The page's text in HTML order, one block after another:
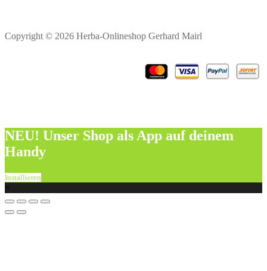
Copyright © 2026 Herba-Onlineshop Gerhard Mairl
NEU! Unser Shop als App auf deinem
Handy
Installieren
×